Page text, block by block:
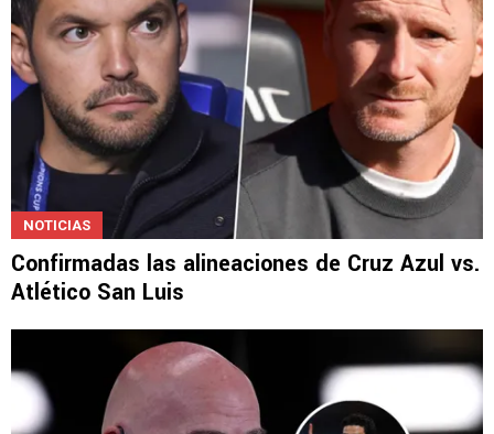
NOTICIAS
Confirmadas las alineaciones de Cruz Azul vs.
Atlético San Luis